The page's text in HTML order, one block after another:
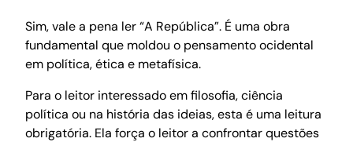
Sim, vale a pena ler “A República”. É uma obra
fundamental que moldou o pensamento ocidental
em política, ética e metafísica.
Para o leitor interessado em filosofia, ciência
política ou na história das ideias, esta é uma leitura
obrigatória. Ela força o leitor a confrontar questões